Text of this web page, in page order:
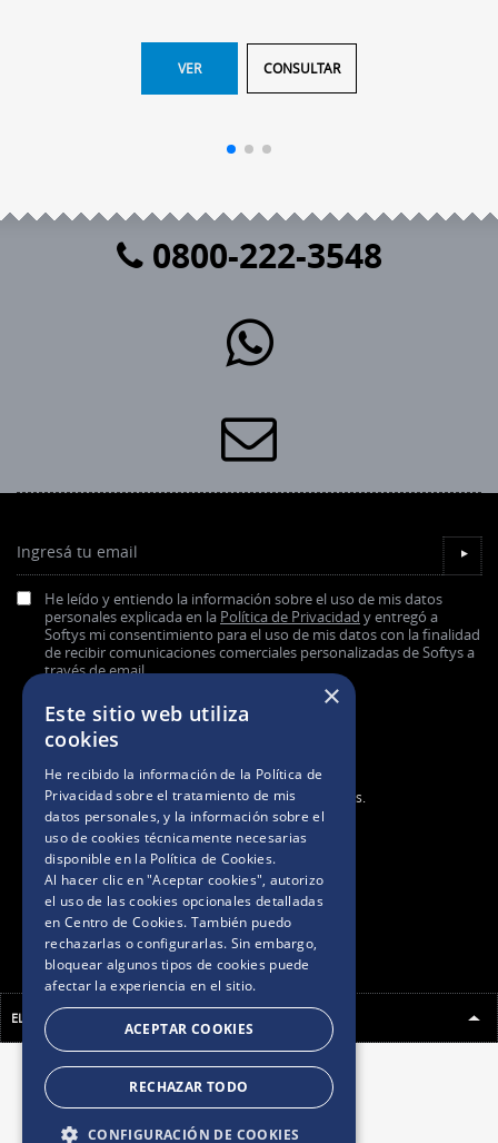
VER CONSULTAR
0800-222-3548
Ingresá tu email
He leído y entiendo la información sobre el uso de mis datos
personales explicada en la Política de Privacidad y entregó a
Softys mi consentimiento para el uso de mis datos con la finalidad
de recibir comunicaciones comerciales personalizadas de Softys a
través de email.
▼
2025. Todos los derechos reservados.
BASES Y CONDICIONES
POLÍTICAS DE PRIVACIDAD
AVISO DE COOKIES
ELEGÍ TU PAÍS
×
Este sitio web utiliza
cookies
He recibido la información de la Política de
Privacidadsobre el tratamiento de mis
datos personales, y la información sobre el
uso de cookies técnicamente necesarias
disponible en la Política de Cookies.
Al hacer clic en "Aceptar cookies", autorizo
el uso de las cookies opcionales detalladas
en Centro de Cookies. También puedo
rechazarlas o configurarlas. Sin embargo,
bloquear algunos tipos de cookies puede
afectar la experiencia en el sitio.
ACEPTAR COOKIES
RECHAZAR TODO
CONFIGURACIÓN DE COOKIES